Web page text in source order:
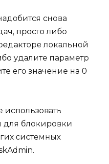
снова
просто либо
локальной
удалите параметр
его значение на 0
для блокировки
системных